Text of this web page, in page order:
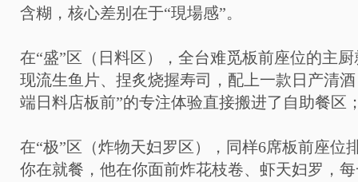
含糊，核心差别在于“現場感”。
在“盛”区（日料区），全台难觅板前座位的主
现流生鱼片、捏炙烧握寿司，配上一款日产清
端日料店板前”的专注体验直接搬进了自助餐区
在“极”区（炸物天妇罗区），同样6席板前座
你在就餐，他在你面前炸花枝卷、虾天妇罗，